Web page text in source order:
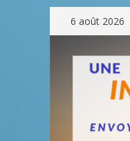
Passer
au
contenu
6 août 2026